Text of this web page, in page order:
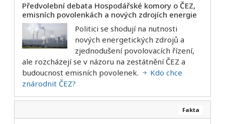
Předvolební debata Hospodářské komory o ČEZ,
emisních povolenkách a nových zdrojích energie
Politici se shodují na nutnosti
nových energetických zdrojů a
zjednodušení povolovacích řízení,
ale rozcházejí se v názoru na zestátnění ČEZ a
budoucnost emisních povolenek.
Kdo chce
znárodnit ČEZ?
Fakta